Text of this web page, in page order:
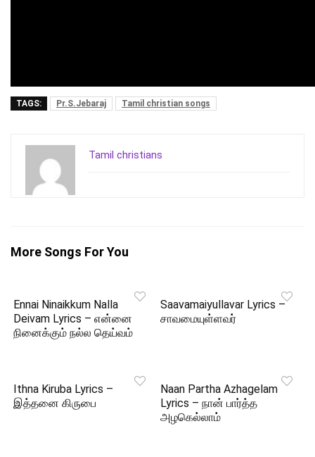
TAGS: Pr.S.Jebaraj Tamil christian songs
Tamil christians
More Songs For You
Ennai Ninaikkum Nalla
Deivam Lyrics – என்னை
நினைக்கும் நல்ல தெய்வம்
Saavamaiyullavar Lyrics –
சாவமையுள்ளவர்
Ithna Kiruba Lyrics –
இத்தனை கிருபை
Naan Partha Azhagelam
Lyrics – நான் பார்த்த
அழகெல்லாம்